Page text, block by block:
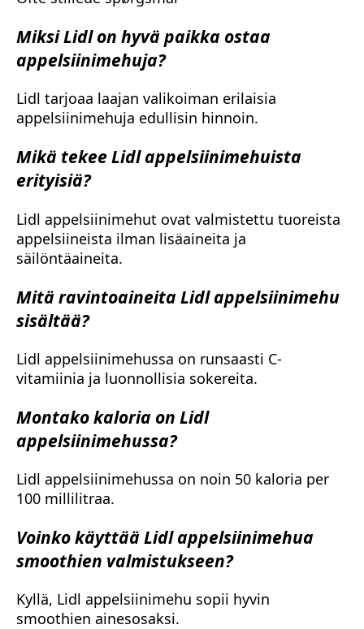
Miksi Lidl on hyvä paikka ostaa
appelsiinimehuja?
Lidl tarjoaa laajan valikoiman erilaisia
appelsiinimehuja edullisin hinnoin.
Mikä tekee Lidl appelsiinimehuista
erityisiä?
Lidl appelsiinimehut ovat valmistettu tuoreista
appelsiineista ilman lisäaineita ja
säilöntäaineita.
Mitä ravintoaineita Lidl appelsiinimehu
sisältää?
Lidl appelsiinimehussa on runsaasti C-
vitamiinia ja luonnollisia sokereita.
Montako kaloria on Lidl
appelsiinimehussa?
Lidl appelsiinimehussa on noin 50 kaloria per
100 millilitraa.
Voinko käyttää Lidl appelsiinimehua
smoothien valmistukseen?
Kyllä, Lidl appelsiinimehu sopii hyvin
smoothien ainesosaksi.